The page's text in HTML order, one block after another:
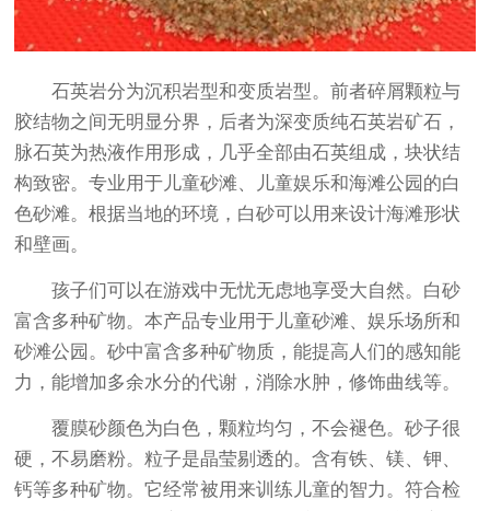
石英岩分为沉积岩型和变质岩型。前者碎屑颗粒与
胶结物之间无明显分界，后者为深变质纯石英岩矿石，
脉石英为热液作用形成，几乎全部由石英组成，块状结
构致密。专业用于儿童砂滩、儿童娱乐和海滩公园的白
色砂滩。根据当地的环境，白砂可以用来设计海滩形状
和壁画。
孩子们可以在游戏中无忧无虑地享受大自然。白砂
富含多种矿物。本产品专业用于儿童砂滩、娱乐场所和
砂滩公园。砂中富含多种矿物质，能提高人们的感知能
力，能增加多余水分的代谢，消除水肿，修饰曲线等。
覆膜砂颜色为白色，颗粒均匀，不会褪色。砂子很
硬，不易磨粉。粒子是晶莹剔透的。含有铁、镁、钾、
钙等多种矿物。它经常被用来训练儿童的智力。符合检